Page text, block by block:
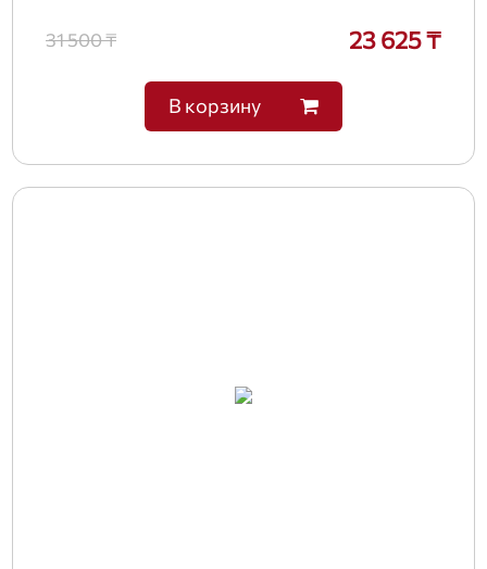
31 500 ₸ 23 625 ₸
В корзину